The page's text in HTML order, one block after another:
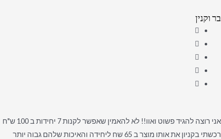
בר וקנין
אני רוצה להגיד פשוט ואוו!! לא להאמין שאפשר לקנות 7 יחידות ב 100 ש"ח
רכשתי בקניון את אותו מוצר ב 65 שח ליחידה והאיכות שלהם גבוה יותר